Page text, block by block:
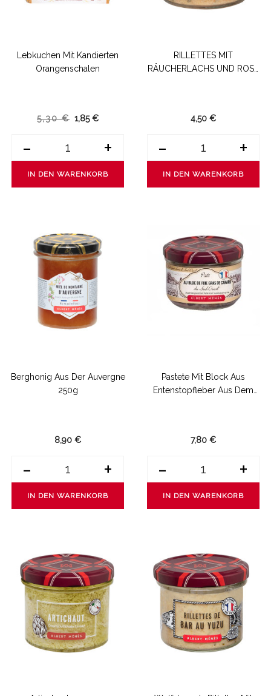
Lebkuchen Mit Kandierten
Orangenschalen
5,30 € 1,85 €
- +
IN DEN WARENKORB
RILLETTES MIT
RÄUCHERLACHS UND ROSA
4,50 €
- +
IN DEN WARENKORB
Berghonig Aus Der Auvergne
250g
8,90 €
- +
IN DEN WARENKORB
Pastete Mit Block Aus
Entenstopfleber Aus Dem
7,80 €
- +
IN DEN WARENKORB